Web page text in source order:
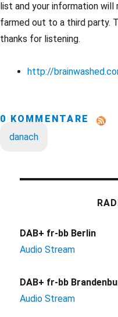
list and your information
farmed out to a third party.
thanks for listening.
http://
0 KOMMENTARE
danach
DAB+ fr-bb Berlin
Audio Stream
DAB+ fr-bb
Audio Stream